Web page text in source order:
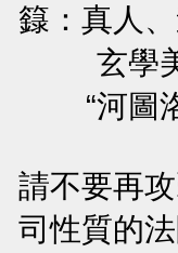
籙：真人
玄學
“河圖
請不要再
司性質的